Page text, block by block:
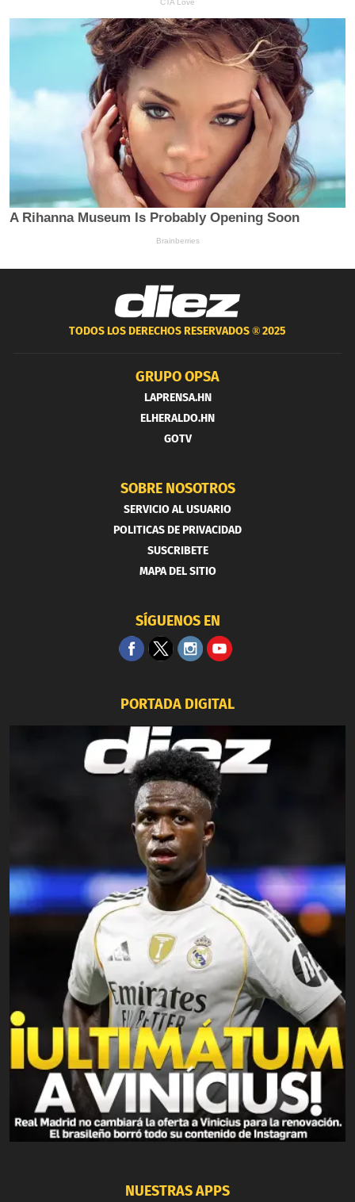
TODOS LOS DERECHOS RESERVADOS ®2025
GRUPO OPSA
LAPRENSA.HN
ELHERALDO.HN
GOTV
SOBRE NOSOTROS
SERVICIO AL USUARIO
POLITICAS DE PRIVACIDAD
SUSCRIBETE
MAPA DEL SITIO
SÍGUENOS EN
PORTADA DIGITAL
NUESTRAS APPS